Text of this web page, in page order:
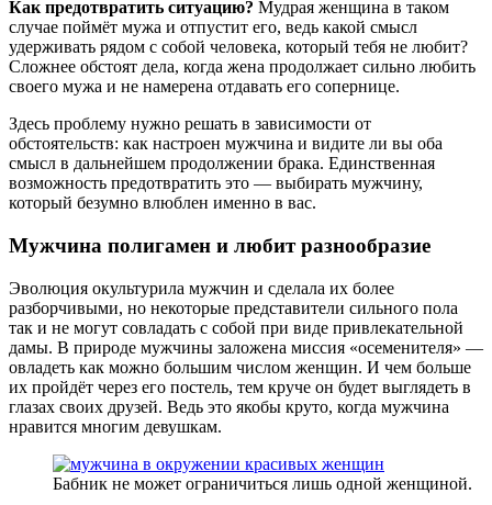
Как предотвратить ситуацию? Мудрая женщина в таком
случае поймёт мужа и отпустит его, ведь какой смысл
удерживать рядом с собой человека, который тебя не любит?
Сложнее обстоят дела, когда жена продолжает сильно любить
своего мужа и не намерена отдавать его сопернице.
Здесь проблему нужно решать в зависимости от
обстоятельств: как настроен мужчина и видите ли вы оба
смысл в дальнейшем продолжении брака. Единственная
возможность предотвратить это — выбирать мужчину,
который безумно влюблен именно в вас.
Мужчина полигамен и любит разнообразие
Эволюция окультурила мужчин и сделала их более
разборчивыми, но некоторые представители сильного пола
так и не могут совладать с собой при виде привлекательной
дамы. В природе мужчины заложена миссия «осеменителя» —
овладеть как можно большим числом женщин. И чем больше
их пройдёт через его постель, тем круче он будет выглядеть в
глазах своих друзей. Ведь это якобы круто, когда мужчина
нравится многим девушкам.
Бабник не может ограничиться лишь одной женщиной.